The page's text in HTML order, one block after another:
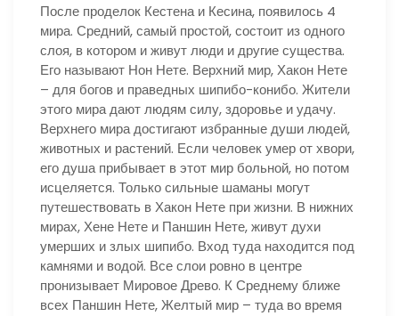
После проделок Кестена и Кесина, появилось 4
мира. Средний, самый простой, состоит из одного
слоя, в котором и живут люди и другие существа.
Его называют Нон Нете. Верхний мир, Хакон Нете
– для богов и праведных шипибо-конибо. Жители
этого мира дают людям силу, здоровье и удачу.
Верхнего мира достигают избранные души людей,
животных и растений. Если человек умер от хвори,
его душа прибывает в этот мир больной, но потом
исцеляется. Только сильные шаманы могут
путешествовать в Хакон Нете при жизни. В нижних
мирах, Хене Нете и Паншин Нете, живут духи
умерших и злых шипибо. Вход туда находится под
камнями и водой. Все слои ровно в центре
пронизывает Мировое Древо. К Среднему ближе
всех Паншин Нете, Желтый мир – туда во время